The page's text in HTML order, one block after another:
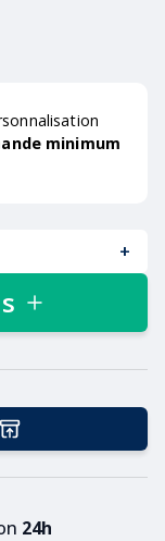
minimum
+
24h